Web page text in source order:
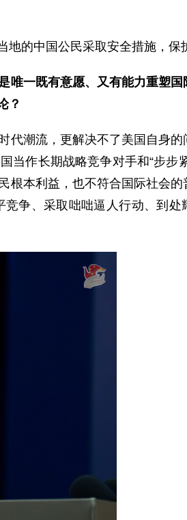
的中国公民采取安全措施，保
唯一既有意愿、又有能力重塑
？
代潮流，更解决不了美国自身
作长期战略竞争对手和“步步
根本利益，也不符合国际社会
争、采取咄咄逼人行动、到处